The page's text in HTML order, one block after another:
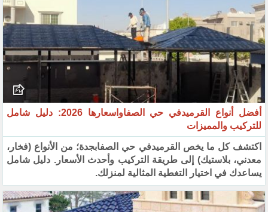
أفضل أنواع القرميدفي حي الصفاواسعارها 2026: دليل شامل
للتركيب والمميزات
اكتشف كل ما يخص القرميدفي حي الصفابجدة؛ من الأنواع (فخار،
معدني، بلاستيك) إلى طريقة التركيب وأحدث الأسعار. دليل شامل
يساعدك في اختيار التغطية المثالية لمنزلك.